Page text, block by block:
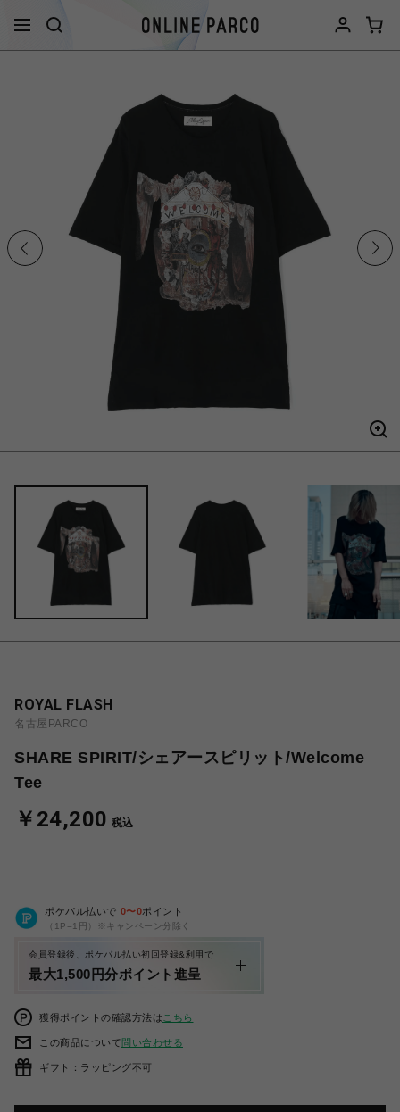
ROYAL FLASH
名古屋PARCO
SHARE SPIRIT/シェアースピリット/Welcome
Tee
￥24,200 税込
ポケパル払いで 0〜0ポイント
（1P=1円）※キャンペーン分除く
会員登録後、ポケパル払い初回登録&利用で
最大1,500円分ポイント進呈
獲得ポイントの確認方法は こちら
この商品について問い合わせる
ギフト：ラッピング不可